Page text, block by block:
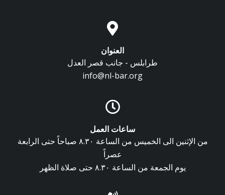
العنوان
طرابلس - جانب قصر العدل
info@nl-bar.org
ساعات العمل
من الإثنين الى الخميس من الساعة ٨.٣٠ صباحاً حتى الرابعة
عصراً
يوم الجمعة من الساعة ٨.٣٠ حتى صلاة الظهر